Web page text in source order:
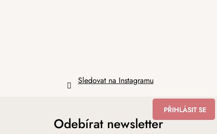
Sledovat na Instagramu
Odebírat newsletter
PŘIHLÁSIT SE